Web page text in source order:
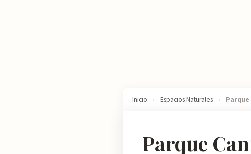
Inicio › Espacios Naturales › Parque
Parque